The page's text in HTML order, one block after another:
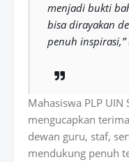
menjadi bukti
bisa dirayakan
penuh inspirasi,”
Mahasiswa PLP
mengucapkan
dewan guru, staf,
mendukung penuh